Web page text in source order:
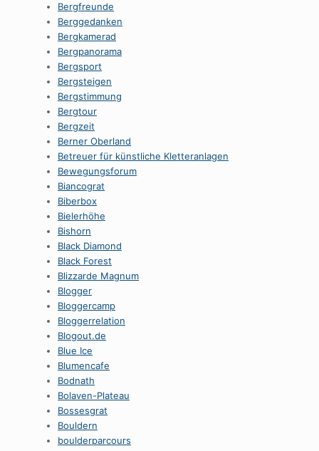
Bergfreunde
Berggedanken
Bergkamerad
Bergpanorama
Bergsport
Bergsteigen
Bergstimmung
Bergtour
Bergzeit
Berner Oberland
Betreuer für künstliche Kletteranlagen
Bewegungsforum
Biancograt
Biberbox
Bielerhöhe
Bishorn
Black Diamond
Black Forest
Blizzarde Magnum
Blogger
Bloggercamp
Bloggerrelation
Blogout.de
Blue Ice
Blumencafe
Bodnath
Bolaven-Plateau
Bossesgrat
Bouldern
boulderparcours